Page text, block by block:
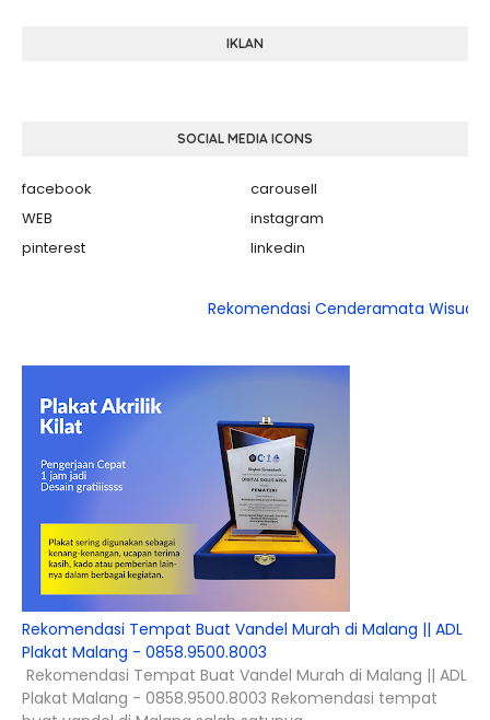
IKLAN
SOCIAL MEDIA ICONS
facebook
carousell
WEB
instagram
pinterest
linkedin
Rekomendasi Cenderamata Wisuda
Rekomendasi Tempat Buat Vandel Murah di Malang || ADL
Plakat Malang - 0858.9500.8003
Rekomendasi Tempat Buat Vandel Murah di Malang || ADL
Plakat Malang - 0858.9500.8003 Rekomendasi tempat